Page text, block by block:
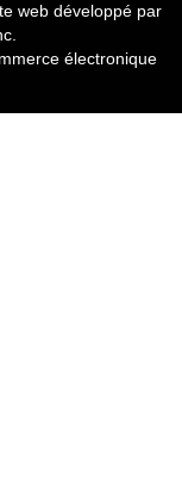
web développé par
électronique